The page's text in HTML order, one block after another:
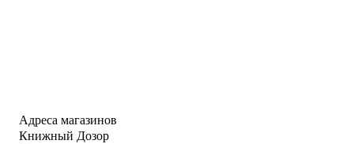
Адреса магазинов
Книжный Дозор